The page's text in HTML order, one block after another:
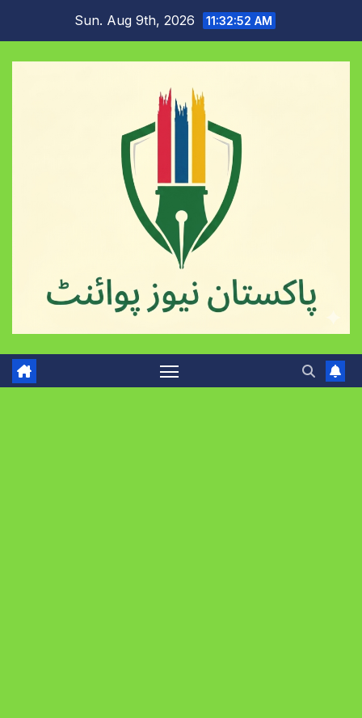
content
Sun. Aug 9th, 2026 11:32:52 AM